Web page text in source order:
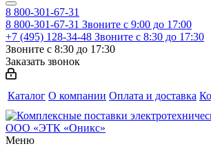
8 800-301-67-31
8 800-301-67-31 Звоните с 9:00 до 17:00
+7 (495) 128-34-48 Звоните с 8:30 до 17:30
Звоните с 8:30 до 17:30
Заказать звонок
Каталог О компании Оплата и доставка
Меню